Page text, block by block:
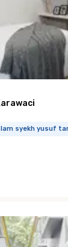
syekh yusuf